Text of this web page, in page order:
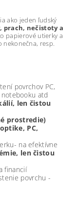
ako jeden ľudský
prach, nečistoty a
papierové utierky a
nekonečna, resp.
povrchov PC,
atd
len čistou
prostredie)
PC,
na efektívne
len čistou
financií
povrchu -